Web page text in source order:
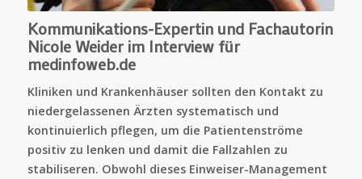
Kommunikations-Expertin und Fachautorin
Nicole Weider im Interview für
medinfoweb.de
Kliniken und Krankenhäuser sollten den Kontakt zu
niedergelassenen Ärzten systematisch und
kontinuierlich pflegen, um die Patientenströme
positiv zu lenken und damit die Fallzahlen zu
stabiliseren. Obwohl dieses Einweiser-Management